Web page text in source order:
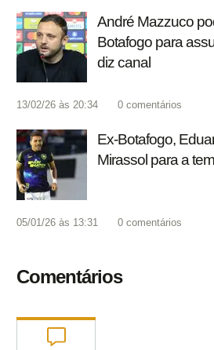
André Mazzuco
Botafogo para
diz canal
13/02/26 às 20:34 0 comentários
Ex-Botafogo,
Mirassol para a
05/01/26 às 13:31 0 comentários
Comentários